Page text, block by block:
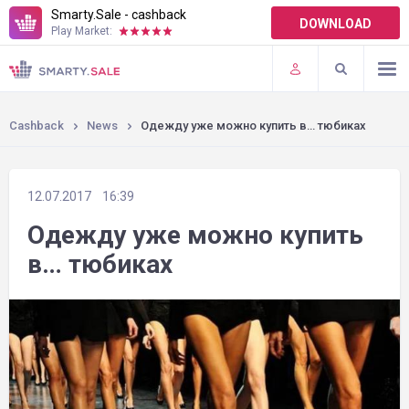
Smarty.Sale - cashback
Play Market: DOWNLOAD
TERMS OF USE
PLUGINS
Cashback News Одежду уже можно купить в… тюбиках
12.07.2017 16:39
Одежду уже можно купить
в… тюбиках